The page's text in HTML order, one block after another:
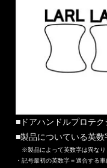
■ドアハンドルプロテ
■製品についている英数
※製品によって英数字は異なり
・記号最初の英数字＝適合する